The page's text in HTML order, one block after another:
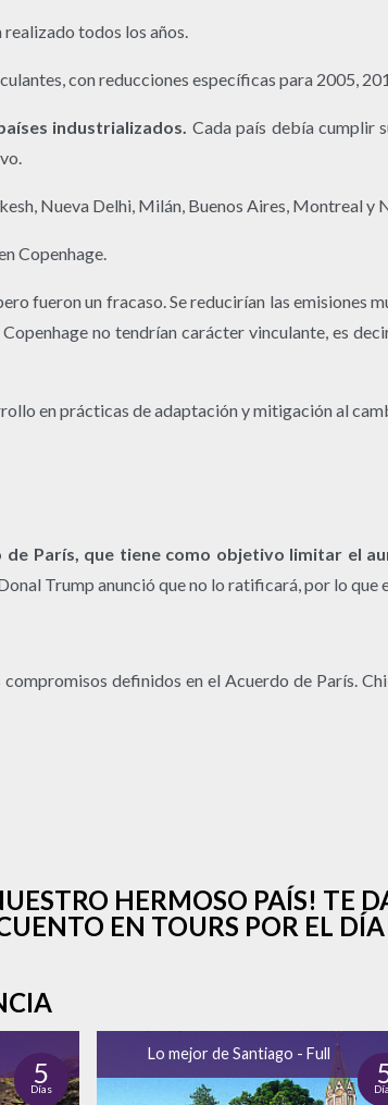
todos los años.
con reducciones específicas para 2005,
industrializados. Cada país debía cumplir
Nueva Delhi, Milán, Buenos Aires, Montreal y
Copenhage.
fueron un fracaso. Se reducirían las emisiones
no tendrían carácter vinculante, es
en prácticas de adaptación y mitigación al
de París, que tiene como objetivo limitar el
Trump anunció que no lo ratificará, por lo que
definidos en el Acuerdo de París.
HERMOSO PAÍS! TE
EN TOURS POR EL
5
Días
Lo mejor de Santiago - Full